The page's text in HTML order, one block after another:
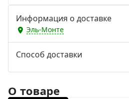
Информация о доставке
Эль-Монте
Способ доставки
О товаре